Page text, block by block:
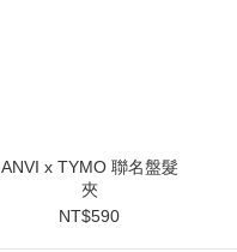
ANVI x TYMO 聯名盤髮
夾
NT$590